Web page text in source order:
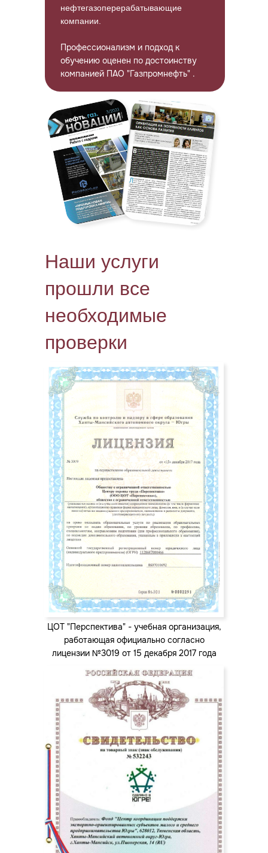
нефтегазоперерабатывающие
компании.
Профессионализм и подход к
обучению оценен по достоинству
компанией ПАО "Газпромнефть" .
Наши услуги
прошли все
необходимые
проверки
ЦОТ "Перспектива" - учебная организация,
работающая официально согласно
лицензии №3019 от 15 декабря 2017 года